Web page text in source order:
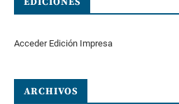
Acceder Edición Impresa
ARCHIVOS